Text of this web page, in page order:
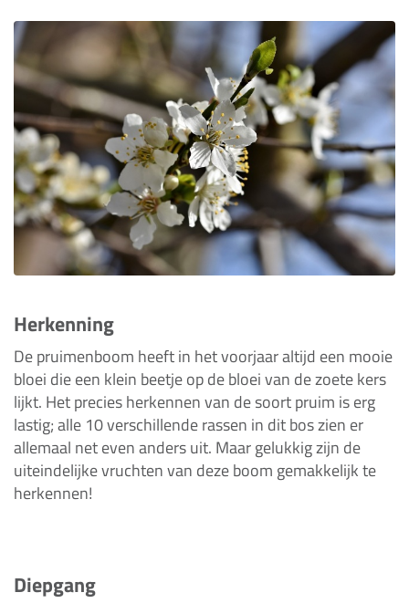
Herkenning
De pruimenboom heeft in het voorjaar altijd een mooie
bloei die een klein beetje op de bloei van de zoete kers
lijkt. Het precies herkennen van de soort pruim is erg
lastig; alle 10 verschillende rassen in dit bos zien er
allemaal net even anders uit. Maar gelukkig zijn de
uiteindelijke vruchten van deze boom gemakkelijk te
herkennen!
Diepgang